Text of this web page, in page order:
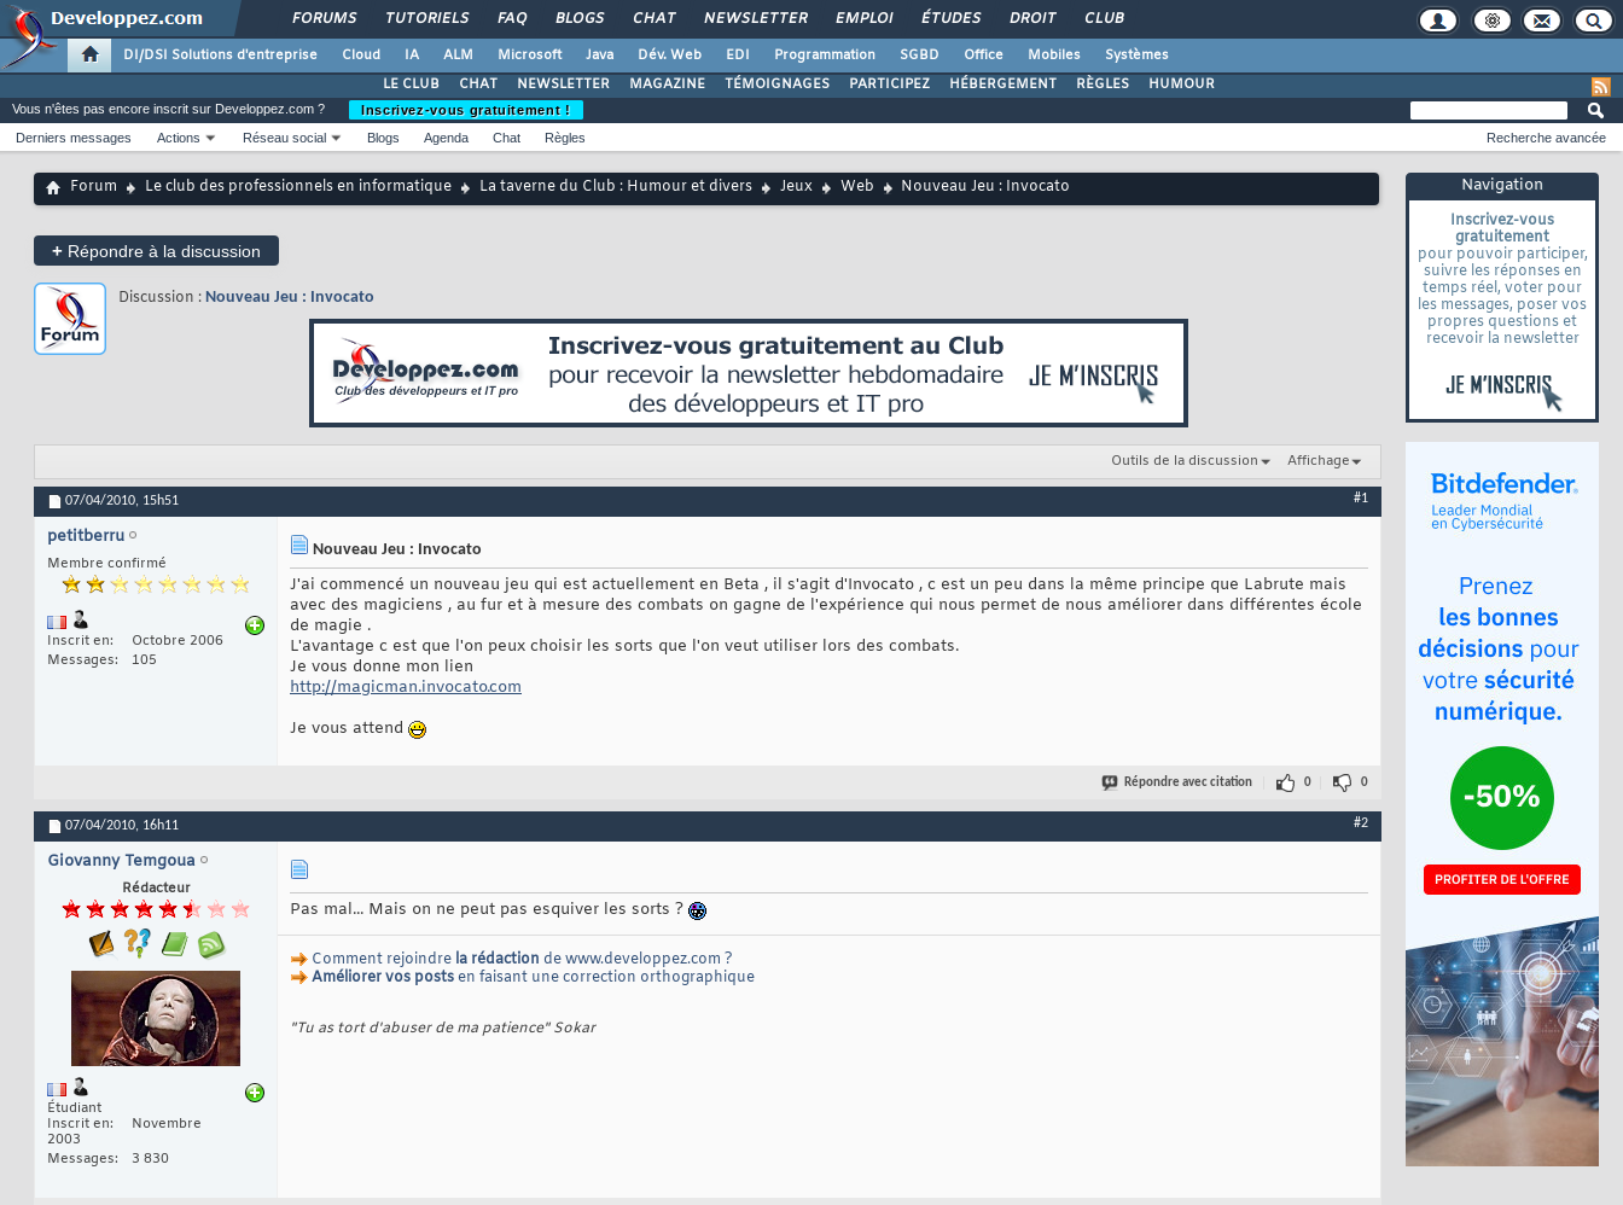
FORUMS TUTORIELS FAQ BLOGS CHAT NEWSLETTER EMPLOI ÉTUDES DROIT CLUB
DI/DSI Solutions d'entreprise Cloud IA ALM Microsoft Java Dév. Web EDI Programmation SGBD Office Mobiles
Systèmes
LE CLUB
CHAT NEWSLETTER MAGAZINE TÉMOIGNAGES PARTICIPEZ HÉBERGEMENT RÈGLES HUMOUR
Navigation
Inscrivez-vous
gratuitement
pour pouvoir participer,
suivre les réponses en
temps réel, voter pour
les messages, poser vos
propres questions et
recevoir la newsletter
Vous n'êtes pas encore inscrit sur Developpez.com ?
Inscrivez-vous gratuitement !
Derniers messages
Actions Réseau social Blogs Agenda Chat Règles Recherche avancée
Forum Le club des professionnels en informatique La taverne du Club : Humour et divers Jeux Web Nouveau Jeu : Invocato
+ Répondre à la discussion
Discussion : Nouveau Jeu : Invocato
Outils de la discussion Affichage
07/04/2010, 15h51 #1
petitberru
Membre confirmé
Inscrit en
Octobre 2006
Messages
105
Nouveau Jeu : Invocato
J'ai commencé un nouveau jeu qui est actuellement en Beta , il s'agit d'Invocato , c est un peu dans la même principe que Labrute mais
avec des magiciens , au fur et à mesure des combats on gagne de l'expérience qui nous permet de nous améliorer dans différentes école
de magie .
L'avantage c est que l'on peux choisir les sorts que l'on veut utiliser lors des combats.
Je vous donne mon lien
http://magicman.invocato.com
Je vous attend
Répondre avec citation 0 0
07/04/2010, 16h11 #2
Giovanny Temgoua
Rédacteur
Étudiant
Inscrit en
Novembre
2003
Messages
3 830
Pas mal... Mais on ne peut pas esquiver les sorts ?
Comment rejoindre la rédaction de www.developpez.com ?
Améliorer vos postsen faisant une correction orthographique
"Tu as tort d'abuser de ma patience" Sokar